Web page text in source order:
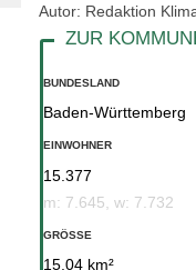
Autor: Redaktion
BUNDESLAND
Baden-Württemberg
EINWOHNER
15.377
m: 7.645, w: 7.732
GRÖSSE
15.04 km²